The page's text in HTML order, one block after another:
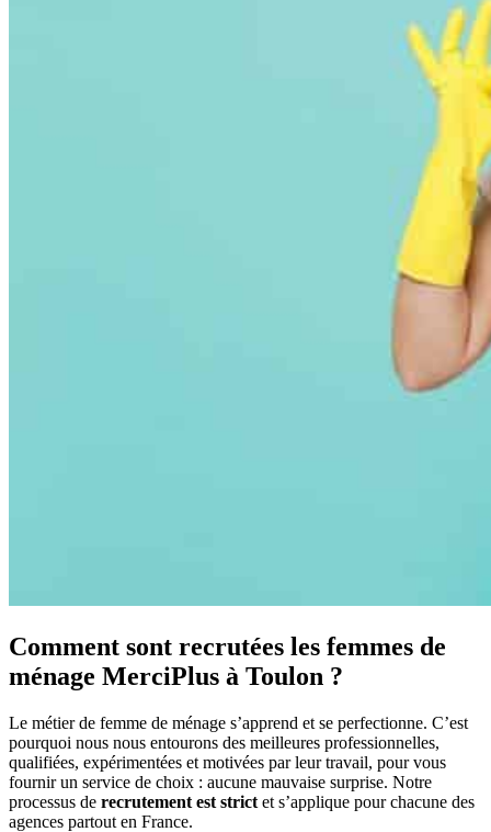
Comment sont recrutées les femmes de
ménage MerciPlus à Toulon ?
Le métier de femme de ménage s’apprend et se perfectionne. C’est
pourquoi nous nous entourons des meilleures professionnelles,
qualifiées, expérimentées et motivées par leur travail, pour vous
fournir un service de choix : aucune mauvaise surprise. Notre
processus de recrutement est strict et s’applique pour chacune des
agences partout en France.